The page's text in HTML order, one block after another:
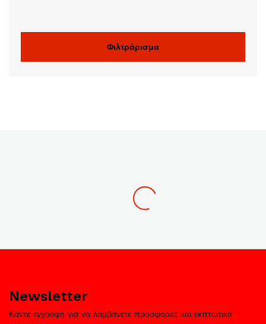
Φιλτράρισμα
Newsletter
Κάντε εγγραφή για να λαμβάνετε προσφορές και εκπτωτικά